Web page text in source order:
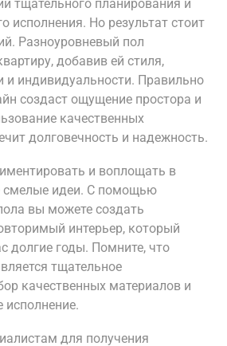
тщательного планирования и
исполнения. Но результат стоит
Разноуровневый пол
добавив ей стиля,
и индивидуальности. Правильно
создаст ощущение простора и
качественных
долговечность и надежность.
и воплощать в
смелые идеи. С помощью
вы можете создать
интерьер, который
долгие годы. Помните, что
тщательное
качественных материалов и
исполнение.
для получения